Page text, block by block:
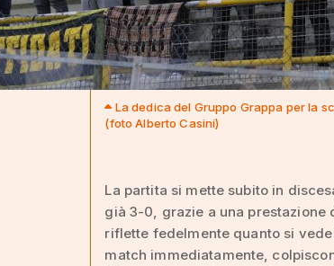
La dedica del Gruppo Grappa per la
(foto Alberto Casini)
La partita si mette subito in
già 3-0, grazie a una
riflette fedelmente quanto si
match immediatamente,